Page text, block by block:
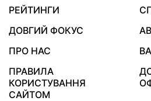
РЕЙТИНГИ
ДОВГИЙ ФОКУС
ПРО НАС
ПРАВИЛА
КОРИСТУВАННЯ
САЙТОМ